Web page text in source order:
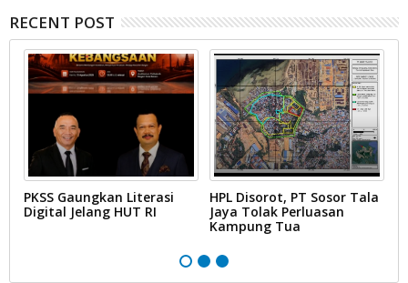
RECENT POST
PKSS Gaungkan Literasi
Digital Jelang HUT RI
HPL Disorot, PT Sosor Tala
Jaya Tolak Perluasan
Kampung Tua